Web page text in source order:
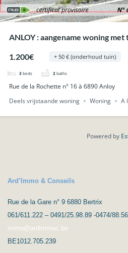
ANLOY : aangename woning met
1.200€ + 50 € (onderhoud tuin)
3 beds 2 baths
Rue de la Rochette n° 16 à 6890 Anloy
Deels vrijstaande woning
Woning A
Powered by
Ard’Immo & Conseils
Rue de la Gare n° 9 6880 Bertrix
061/611.222 – 0491/25.98.89 -0474/
immo@ardimmoc.be
BE1012.705.239